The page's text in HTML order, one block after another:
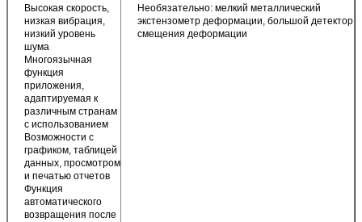
Высокая скорость,
низкая вибрация,
низкий уровень
шума
Многоязычная
функция
приложения,
адаптируемая к
различным странам
с использованием
Возможности с
графиком, таблицей
данных, просмотром
и печатью отчетов
Функция
автоматического
возвращения после
Необязательно: мелкий металлический
экстензометр деформации, большой детектор
смещения деформации